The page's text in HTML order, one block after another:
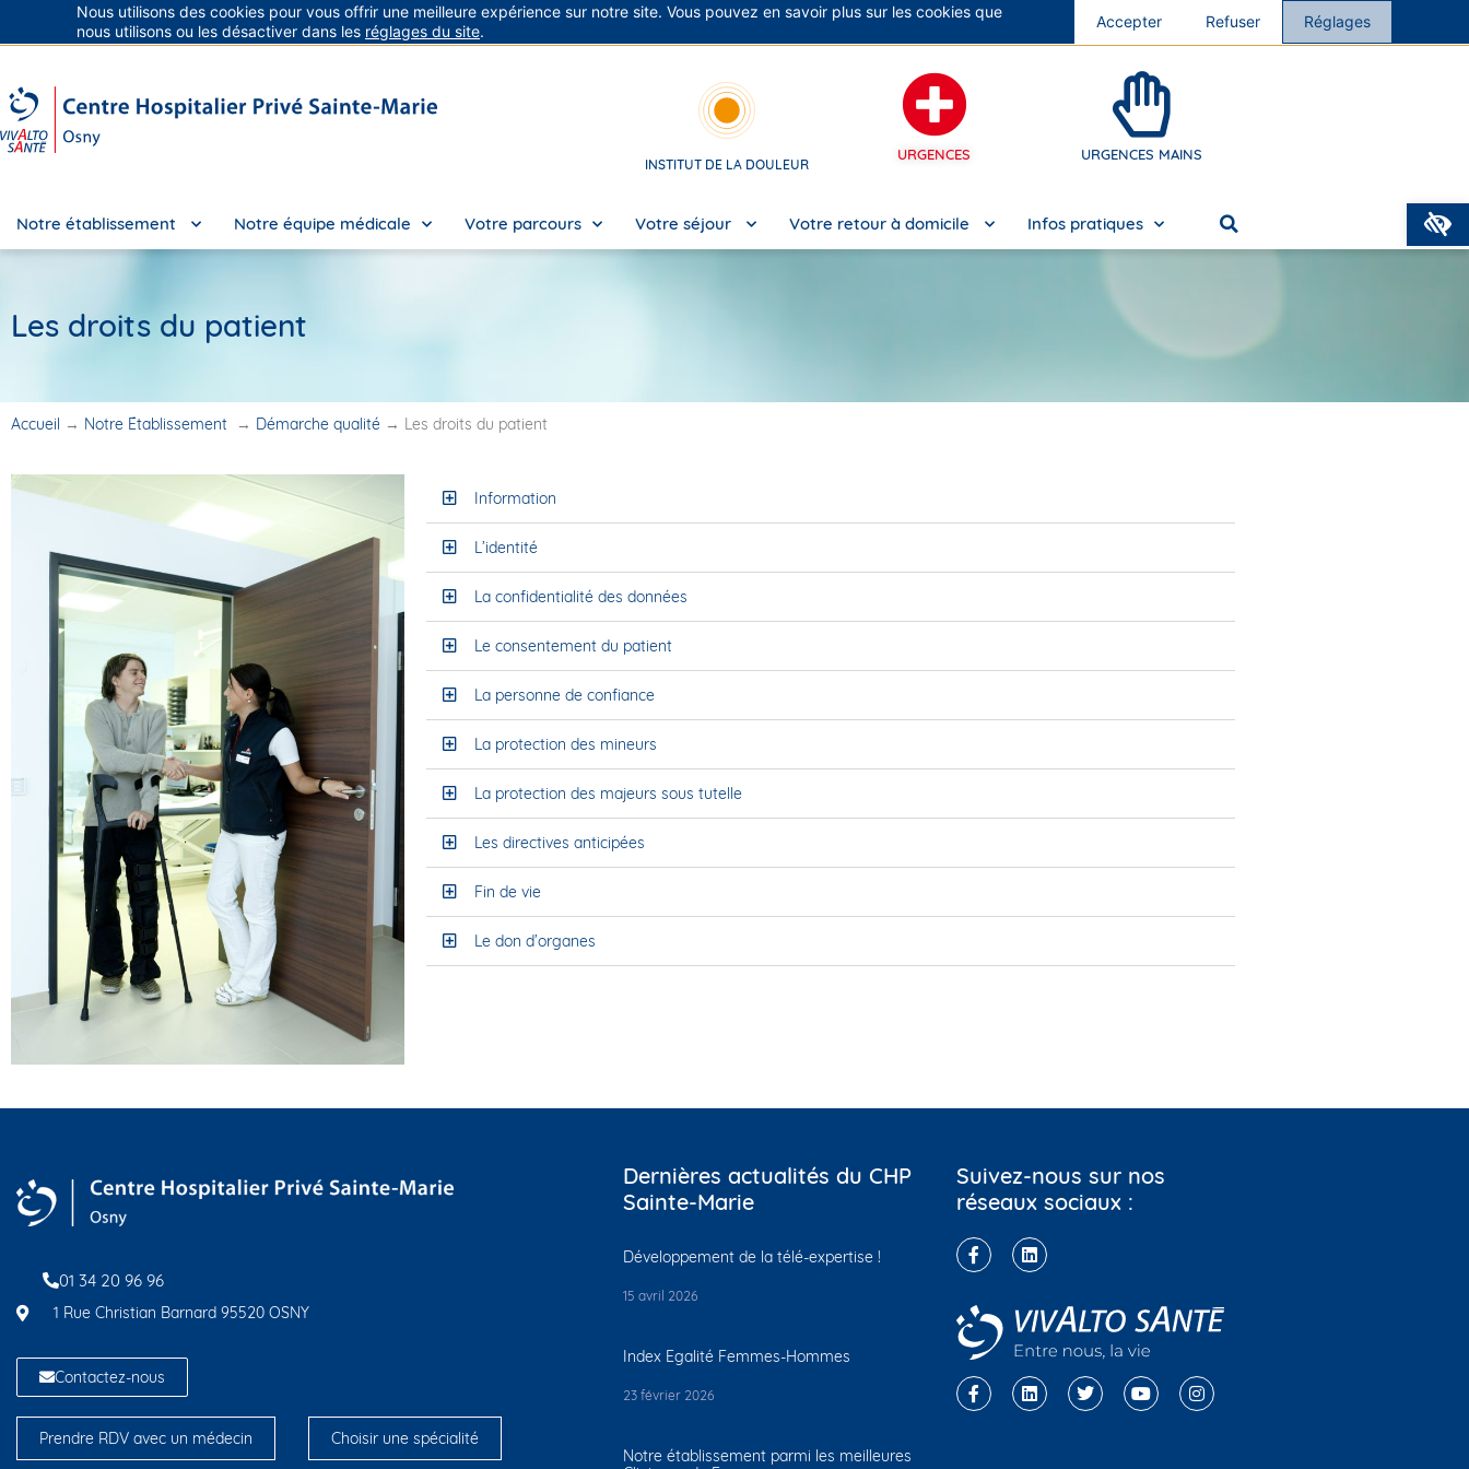
Groupe Vivalto Santé Entre nous, la vie Nos cliniques Nous rejoindre
INSTITUT DE LA DOULEUR
URGENCES URGENCES MAINS
Notre établissement Notre équipe médicale Votre parcours Votre séjour Votre retour à domicile Infos pratiques
Les droits du patient
Accueil → Notre Établissement → Démarche qualité → Les droits du patient
Information
L’identité
La confidentialité des données
Le consentement du patient
La personne de confiance
La protection des mineurs
La protection des majeurs sous tutelle
Les directives anticipées
Fin de vie
Le don d’organes
01 34 20 96 96
1 Rue Christian Barnard 95520 OSNY
Contactez-nous
Prendre RDV avec un médecin Choisir une spécialité
Dernières actualités du CHP
Sainte-Marie
Développement de la télé-expertise !
15 avril 2026
Index Egalité Femmes-Hommes
23 février 2026
Notre établissement parmi les meilleures
Suivez-nous sur nos
réseaux sociaux :
Nous utilisons des cookies pour vous offrir une meilleure expérience sur notre site. Vous pouvez en savoir plus sur les cookies que
nous utilisons ou les désactiver dans les réglages du site.
Accepter Refuser Réglages